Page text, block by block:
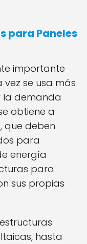
para Paneles
importante
se usa más
la demanda
obtiene a
que deben
para
energía
para
sus propias
hasta